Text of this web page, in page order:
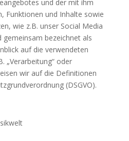
und der mit ihm
Funktionen und Inhalte sowie
wie z.B. unser Social Media
bezeichnet als
auf die verwendeten
„Verarbeitung“ oder
wir auf die Definitionen
(DSGVO).